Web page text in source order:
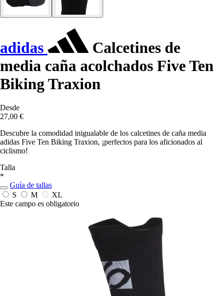
adidas
Calcetines de
media caña acolchados Five Ten
Biking Traxion
Desde
27,00 €
Descubre la comodidad inigualable de los calcetines de caña media
adidas Five Ten Biking Traxion, ¡perfectos para los aficionados al
ciclismo!
Talla
*
Guía de tallas
S
M
XL
Este campo es obligatorio